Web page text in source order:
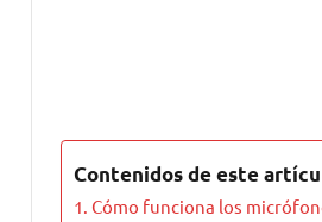
Contenidos de este
Cómo funciona los